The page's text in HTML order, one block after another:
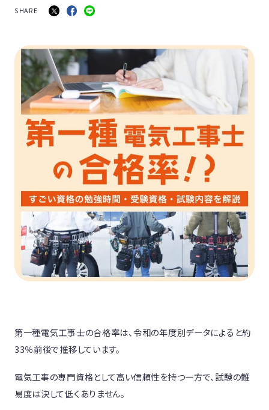
SHARE
第一種電気工事士の合格率は、令和の年度別データによると約
33％前後で推移しています。
電気工事の専門資格として高い信頼性を持つ一方で、試験の難
易度は決して低くありません。